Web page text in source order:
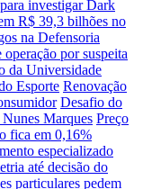
investigar Dark
R$ 39,3 bilhões no
na Defensoria
por suspeita
da Universidade
Esporte Renovação
Desafio do
Marques Preço
fica em 0,16%
especializado
até decisão do
particulares pedem